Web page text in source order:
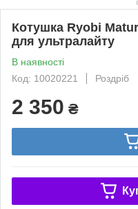
Котушка Ryobi
для ультралайту
В наявності
Код: 10020221
Роздріб
2 350 ₴